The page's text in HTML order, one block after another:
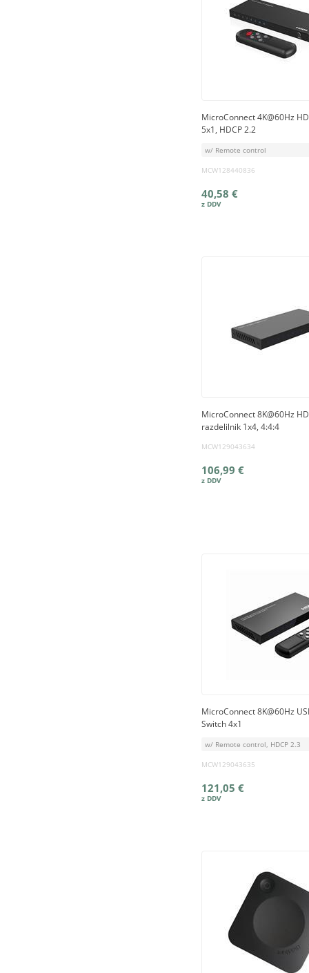
MicroConnect 4K@60Hz
5x1, HDCP 2.2
w/ Remote control
MCW128440836
40,58 €
MicroConnect 8K@60Hz
razdelilnik 1x4, 4:4:4
MCW129043634
106,99 €
MicroConnect 8K@60Hz
Switch 4x1
w/ Remote control, HDCP 2.3
MCW129043635
121,05 €